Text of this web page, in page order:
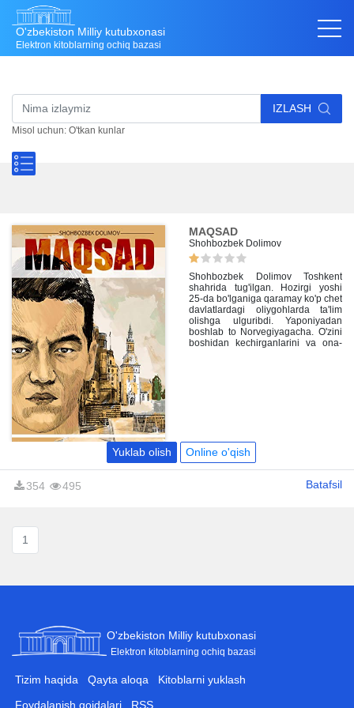
O'zbekiston Milliy kutubxonasi
Elektron kitoblarning ochiq bazasi
IZLASH
Misol uchun: O'tkan kunlar
MAQSAD
Shohbozbek Dolimov
Shohbozbek Dolimov Toshkent
shahrida tug'ilgan. Hozirgi yoshi
25-da bo'lganiga qaramay ko'p chet
davlatlardagi oliygohlarda ta'lim
olishga ulguribdi. Yaponiyadan
boshlab to Norvegiyagacha. O'zini
boshidan kechirganlarini va ona-
Yuklab olish Online o'qish
354 495 Batafsil
1
O'zbekiston Milliy kutubxonasi
Elektron kitoblarning ochiq bazasi
Tizim haqida Qayta aloqa
Kitoblarni yuklash
Foydalanish qoidalari
RSS